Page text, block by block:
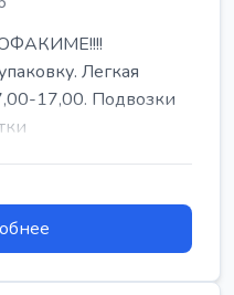
Легкая
17,00. Подвозки